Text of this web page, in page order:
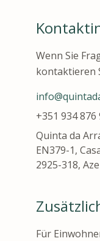
Wenn Sie
kontaktieren
+351 934 876
Quinta da
EN379-1,
2925-318,
Für